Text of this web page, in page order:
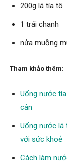
200g lá tía tô
1 trái chanh
nửa muỗng
Tham khảo thêm:
Uống nước
cân
Uống nước lá
với sức khoẻ
Cách làm